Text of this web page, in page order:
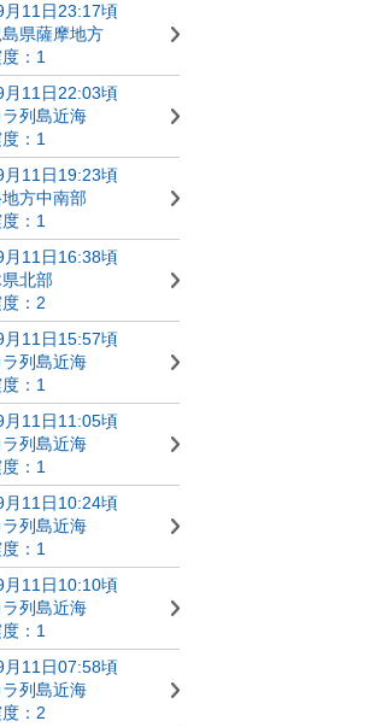
月11日23:17頃
県薩摩地方
：1
月11日22:03頃
列島近海
：1
月11日19:23頃
方中南部
：1
月11日16:38頃
北部
：2
月11日15:57頃
列島近海
：1
月11日11:05頃
列島近海
：1
月11日10:24頃
列島近海
：1
月11日10:10頃
列島近海
：1
月11日07:58頃
列島近海
：2